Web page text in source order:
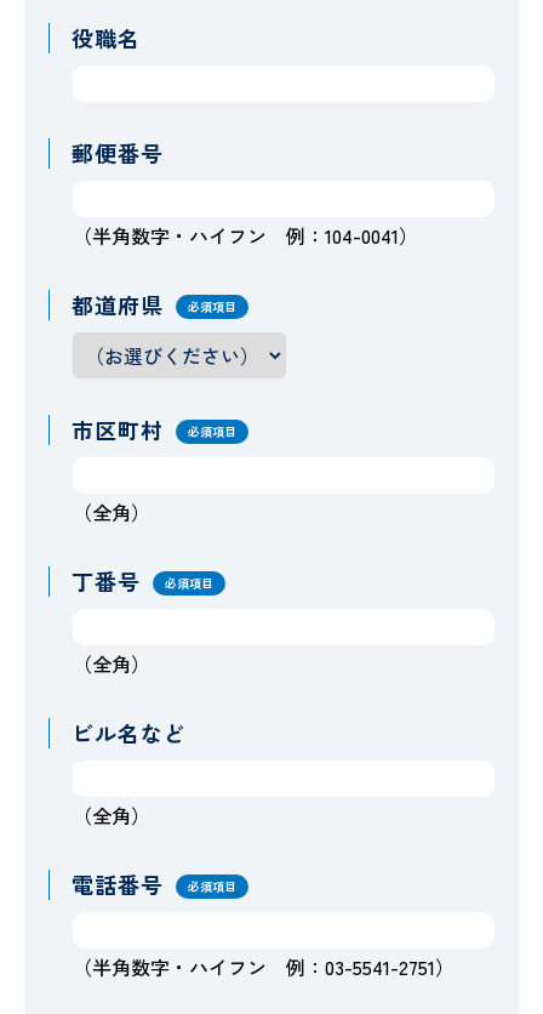
役職名
郵便番号
（半角数字・ハイフン 例：104-0041）
都道府県 必須項目
市区町村 必須項目
（全角）
丁番号 必須項目
（全角）
ビル名など
（全角）
電話番号 必須項目
（半角数字・ハイフン 例：03-5541-2751）